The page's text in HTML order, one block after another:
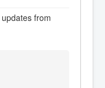
from